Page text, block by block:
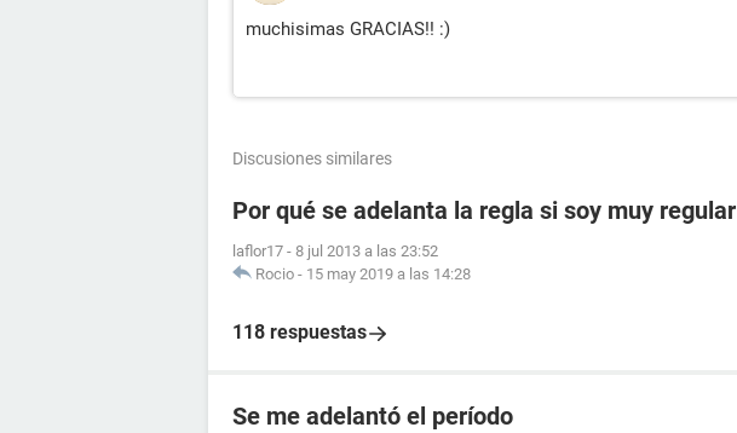
muchisimas GRACIAS!! :)
Discusiones similares
Por qué se adelanta la regla si soy muy regular
laflor17 - 8 jul 2013 a las 23:52
Rocio - 15 may 2019 a las 14:28
118 respuestas
Se me adelantó el período